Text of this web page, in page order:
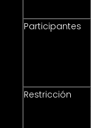
Participantes
Restricción